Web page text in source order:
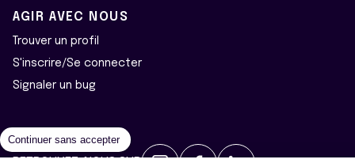
AGIR AVEC NOUS
Trouver un profil
S'inscrire/Se connecter
Signaler un bug
Continuer sans accepter